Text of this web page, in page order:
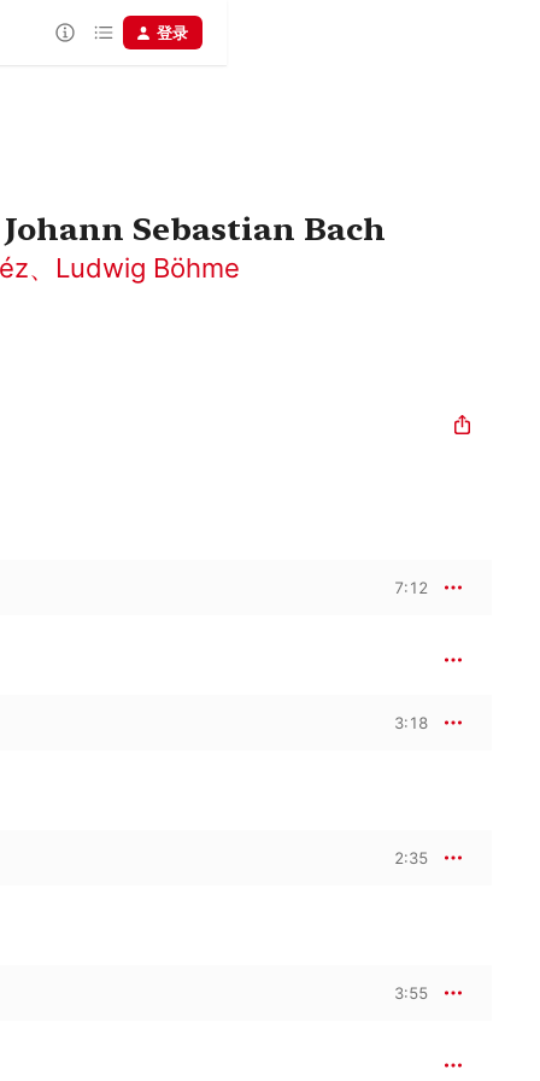
登录
Sebastian Bach
、 Ludwig Böhme
7:12
3:18
2:35
3:55